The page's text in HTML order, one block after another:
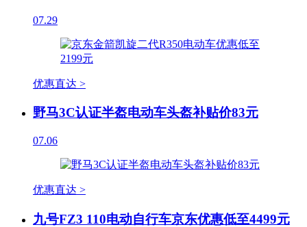
07.29
优惠直达 >
野马3C认证半盔电动车头盔补贴价83元
07.06
优惠直达 >
九号FZ3 110电动自行车京东优惠低至4499元